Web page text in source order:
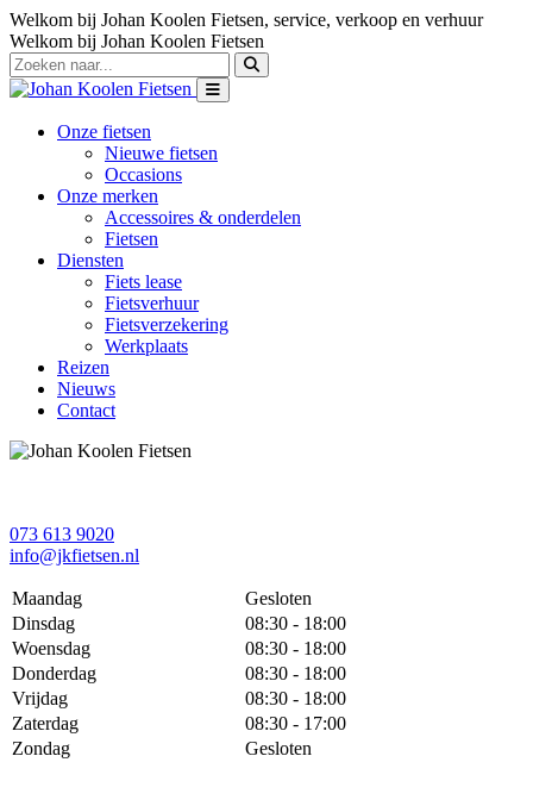
Welkom bij Johan Koolen Fietsen, service, verkoop en verhuur
Welkom bij Johan Koolen Fietsen
Onze fietsen
Nieuwe fietsen
Occasions
Onze merken
Accessoires & onderdelen
Fietsen
Diensten
Fiets lease
Fietsverhuur
Fietsverzekering
Werkplaats
Reizen
Nieuws
Contact
073 613 9020
info@jkfietsen.nl
Maandag
Gesloten
Dinsdag
08:30 - 18:00
Woensdag
08:30 - 18:00
Donderdag
08:30 - 18:00
Vrijdag
08:30 - 18:00
Zaterdag
08:30 - 17:00
Zondag
Gesloten